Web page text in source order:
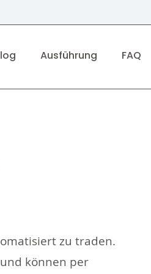
Ausführung FAQ
zu traden.
können per